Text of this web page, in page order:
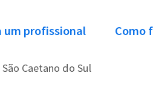
um profissional Como
São Caetano do Sul